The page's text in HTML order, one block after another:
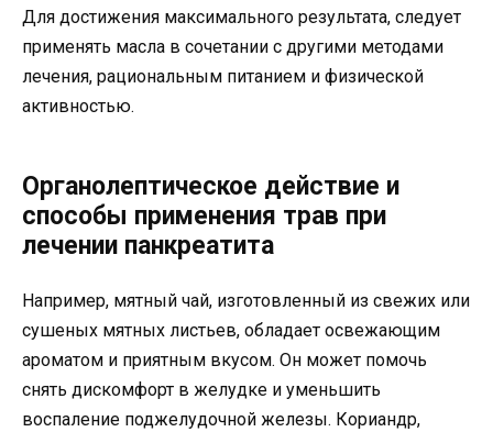
Для достижения максимального результата, следует
применять масла в сочетании с другими методами
лечения, рациональным питанием и физической
активностью.
Органолептическое действие и
способы применения трав при
лечении панкреатита
Например, мятный чай, изготовленный из свежих или
сушеных мятных листьев, обладает освежающим
ароматом и приятным вкусом. Он может помочь
снять дискомфорт в желудке и уменьшить
воспаление поджелудочной железы. Кориандр,